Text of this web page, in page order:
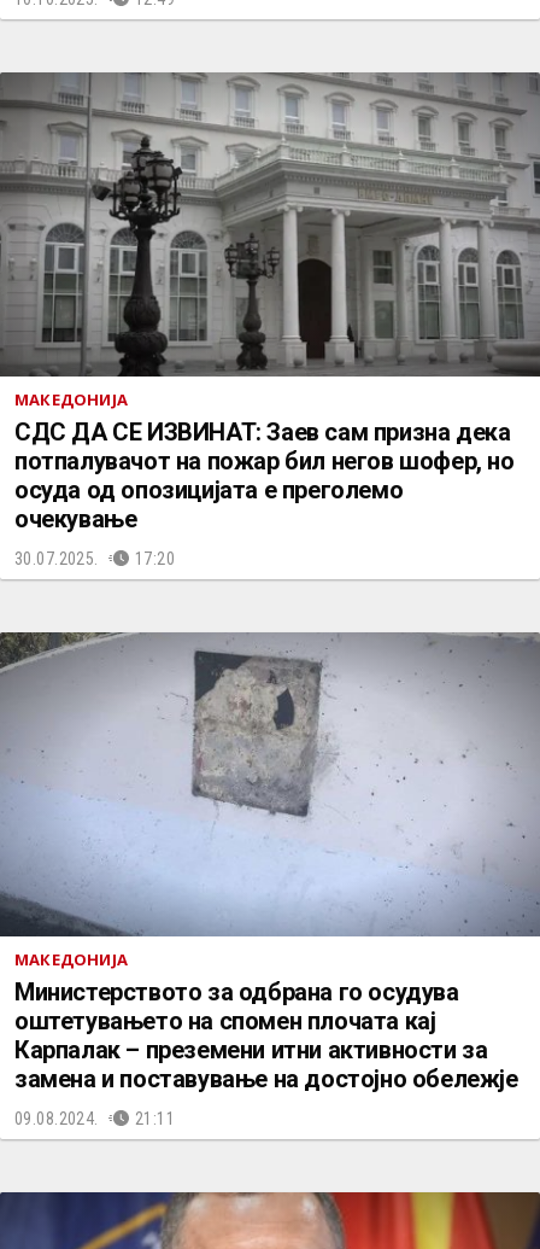
МАКЕДОНИЈА
СДС ДА СЕ ИЗВИНАТ: Заев сам призна дека
потпалувачот на пожар бил негов шофер, но
осуда од опозицијата е преголемо
очекување
30.07.2025. 17:20
МАКЕДОНИЈА
Министерството за одбрана го осудува
оштетувањето на спомен плочата кај
Карпалак – преземени итни активности за
замена и поставување на достојно обележје
09.08.2024. 21:11